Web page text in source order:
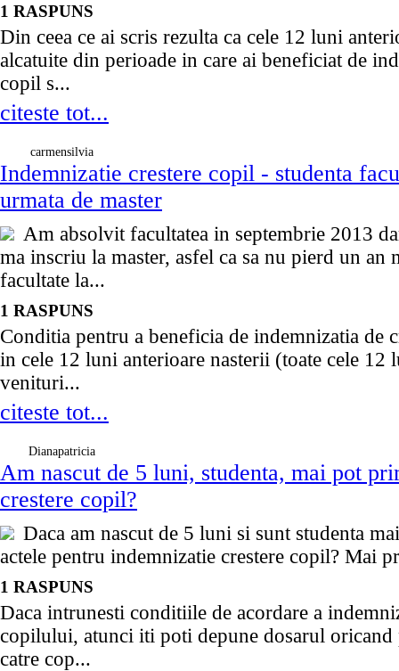
1 RASPUNS
Din ceea ce ai scris rezulta ca cele 12 luni
alcatuite din perioade in care ai beneficiat de
copil s...
citeste tot...
carmensilvia
Indemnizatie crestere copil - studenta
urmata de master
Am absolvit facultatea in septembrie 2013
ma inscriu la master, asfel ca sa nu pierd un an
facultate la...
1 RASPUNS
Conditia pentru a beneficia de indemnizatia de
in cele 12 luni anterioare nasterii (toate cele 12
venituri...
citeste tot...
Dianapatricia
Am nascut de 5 luni, studenta, mai pot
crestere copil?
Daca am nascut de 5 luni si sunt studenta
actele pentru indemnizatie crestere copil? Mai
1 RASPUNS
Daca intrunesti conditiile de acordare a
copilului, atunci iti poti depune dosarul oricand
catre cop...